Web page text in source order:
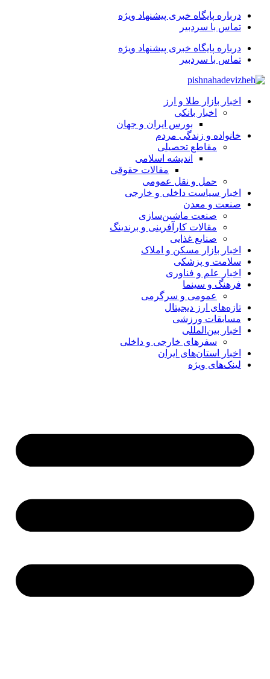
درباره پایگاه خبری پیشنهاد ویژه
تماس با سردبیر
درباره پایگاه خبری پیشنهاد ویژه
تماس با سردبیر
اخبار بازار طلا و ارز
اخبار بانکی
بورس ایران و جهان
خانواده و زندگی مردم
مقاطع تحصیلی
اندیشه اسلامی
مقالات حقوقی
حمل و نقل عمومی
اخبار سیاست داخلی و خارجی
صنعت و معدن
صنعت ماشین‌سازی
مقالات کارآفرینی و برندینگ
صنایع غذایی
اخبار بازار مسکن و املاک
سلامت و پزشکی
اخبار علم و فناوری
فرهنگ و سینما
عمومی و سرگرمی
تازه‌های ارز دیجیتال
مسابقات ورزشی
اخبار بین‌المللی
سفرهای خارجی و داخلی
اخبار استان‌های ایران
لینک‌های ویژه